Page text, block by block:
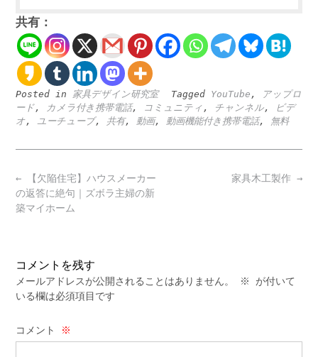
共有：
Posted in 家具デザイン研究室 Tagged YouTube ,
アップロ
ード, カメラ付き携帯電話, コミュニティ , チャンネル,
ビデ
オ, ユーチューブ, 共有, 動画, 動画機能付き携帯電話, 無料
Post
navigation
家具木工製作 →
← 【欠陥住宅】ハウスメーカー
の返答に絶句｜ズボラ主婦の新
築マイホーム
コメントを残す
メールアドレスが公開されることはありません。 ※
が付いて
いる欄は必須項目です
コメント ※